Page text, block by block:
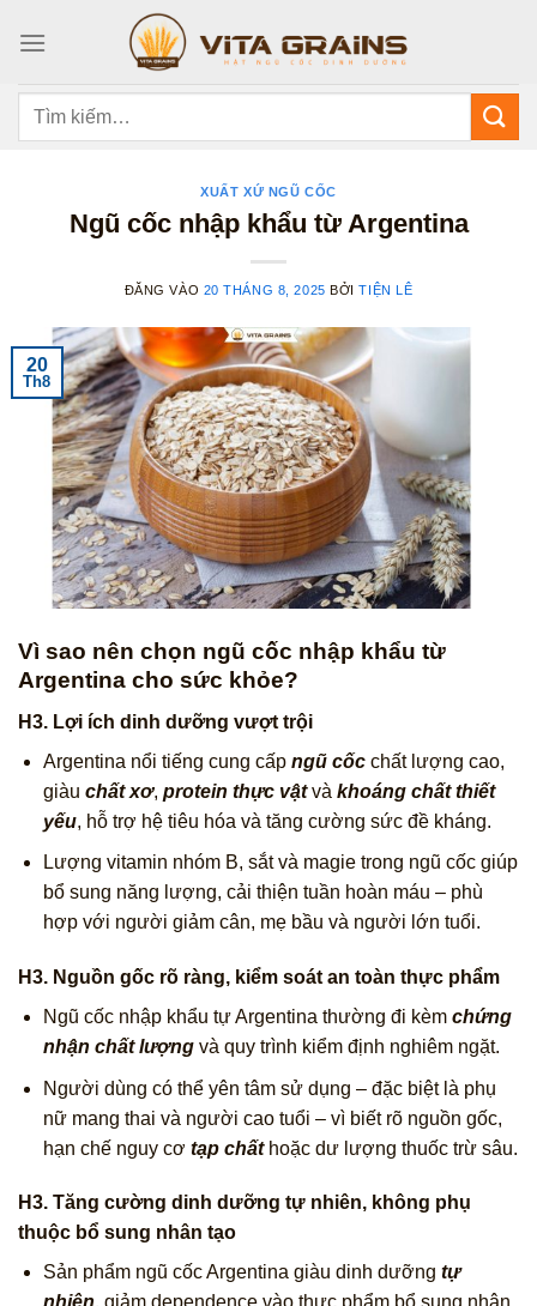
qua
Tìm
XUẤT XỨ NGŨ CỐC
Ngũ cốc nhập khẩu từ Argentina
ĐĂNG VÀO 20 THÁNG 8, 2025 BỞITIỆN LÊ
20
Th8
Vì sao nên chọn ngũ cốc nhập khẩu từ
Argentina cho sức khỏe?
H3. Lợi ích dinh dưỡng vượt trội
Argentina nổi tiếng cung cấp ngũ cốcchất lượng cao,
giàu chất xơ, protein thực vậtvà khoáng chất thiết
yếu, hỗ trợ hệ tiêu hóa và tăng cường sức đề kháng.
Lượng vitamin nhóm B, sắt và magie trong ngũ cốc giúp
bổ sung năng lượng, cải thiện tuần hoàn máu – phù
hợp với người giảm cân, mẹ bầu và người lớn tuổi.
H3. Nguồn gốc rõ ràng, kiểm soát an toàn thực phẩm
Ngũ cốc nhập khẩu tự Argentina thường đi kèm chứng
nhận chất lượngvà quy trình kiểm định nghiêm ngặt.
Người dùng có thể yên tâm sử dụng – đặc biệt là phụ
nữ mang thai và người cao tuổi – vì biết rõ nguồn gốc,
hạn chế nguy cơ tạp chấthoặc dư lượng thuốc trừ sâu.
H3. Tăng cường dinh dưỡng tự nhiên, không phụ
thuộc bổ sung nhân tạo
Sản phẩm ngũ cốc Argentina giàu dinh dưỡng tự